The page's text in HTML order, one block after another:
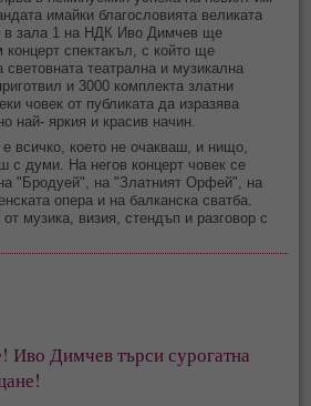
имайки благословията великата
в зала 1 на НДК Иво Димчев ще
спектакъл, с който ще
световната театрална и музикална
и 3000 комплекта златни
човек от публиката да изразява
най- яркия и красив начин.
всичко, което не очакваш, и нищо,
с думи. На негов концерт човек се
"Бродуей", на "Златният Орфей", на
опера и на балканска сватба.
музика, визия, стендъп и разговор с
Иво Димчев търси сурогатна